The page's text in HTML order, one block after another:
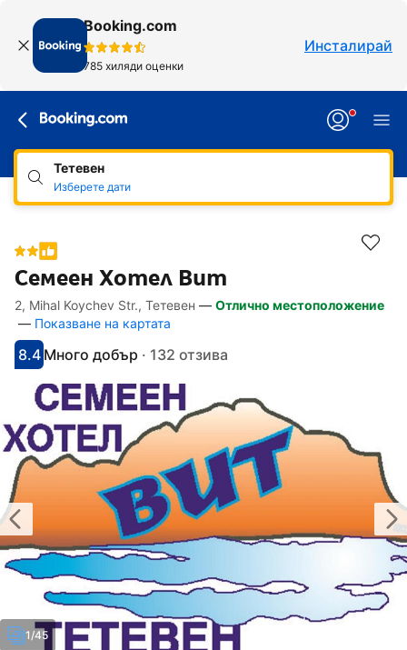
Booking.com
785 хиляди оценки
Инсталирай
Тетевен
Изберете дати
Семеен Хотел Вит
Линкове, достъпни за хора със
Напред към описанието
Напред към удобствата
Напред към стаите
Напред към политиките
2, Mihal Koychev Str., Тетевен — Отлично местоположение
— Показване на картата
С оценка: 8.4
8.4
Оценено като: много добро
Много добър · 132 отзива
1/45